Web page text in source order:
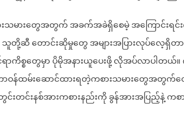
ားတွေအတွက် အခက်အခဲရှိစေမဲ့ အကြောင်းရင်း
တို့ဆီ တောင်းဆိုမှုတွေ အများအပြားလုပ်လေ့ရှိ
ာကိစ္စတွေမှာ ပိုမိုအနားယူပေးဖို့ လိုအပ်လာပါတ
ာဝန်ထမ်းဆောင်ထားရတဲ့ကစားသမားတွေအတွက်
းတင်းနစ်အားကစားနည်းကို ခွန်အားအပြည့်နဲ့